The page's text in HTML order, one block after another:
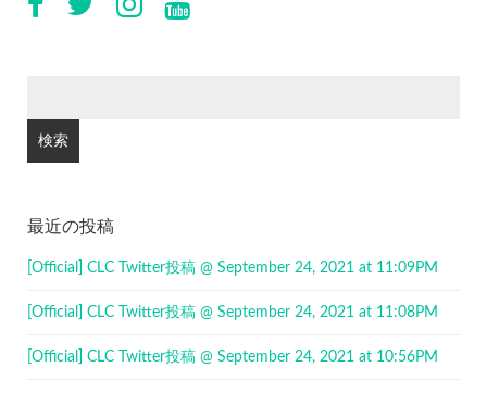
最近の投稿
[Official] CLC Twitter投稿 @ September 24, 2021 at 11:09PM
[Official] CLC Twitter投稿 @ September 24, 2021 at 11:08PM
[Official] CLC Twitter投稿 @ September 24, 2021 at 10:56PM